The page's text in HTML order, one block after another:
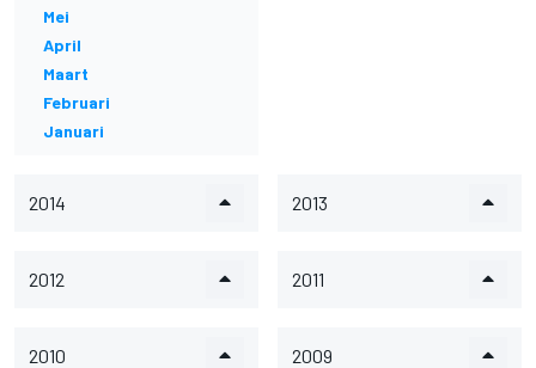
Mei
April
Maart
Februari
Januari
2014 2013
2012 2011
2010 2009